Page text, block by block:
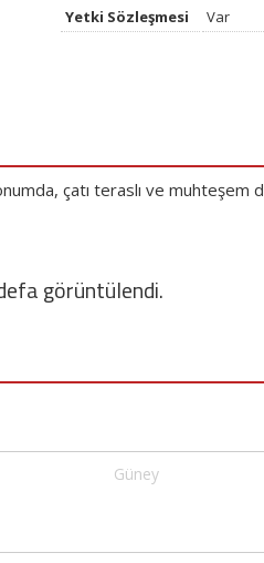
Yetki Sözleşmesi Var
çatı teraslı ve muhteşem
görüntülendi.
Güney